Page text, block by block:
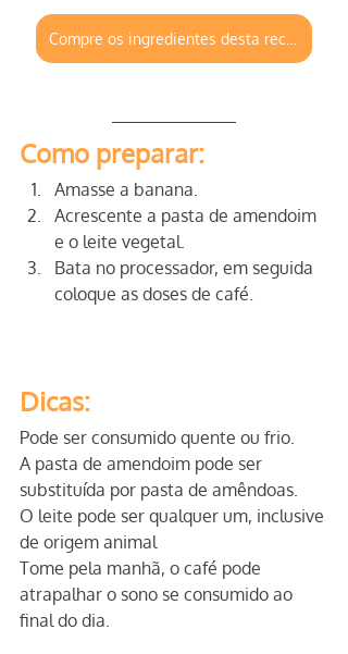
Como preparar:
Amasse a banana.
Acrescente a pasta de amendoim
e o leite vegetal.
Bata no processador, em seguida
coloque as doses de café.
Dicas:
Pode ser consumido quente ou frio.
A pasta de amendoim pode ser
substituída por pasta de amêndoas.
O leite pode ser qualquer um, inclusive
de origem animal
Tome pela manhã, o café pode
atrapalhar o sono se consumido ao
final do dia.